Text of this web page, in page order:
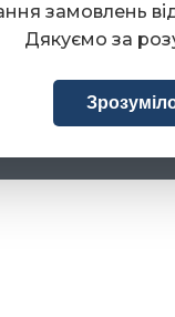
замовлень
Дякуємо за